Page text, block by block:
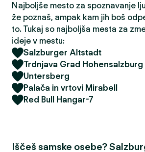
Najboljše mesto za spoznavanje
že poznaš, ampak kam jih boš
to. Tukaj so najboljša mesta za
ideje v mestu:
Salzburger Altstadt
Trdnjava Grad Hohensalzburg
Untersberg
Palača in vrtovi Mirabell
Red Bull Hangar-7
Iščeš samske osebe?